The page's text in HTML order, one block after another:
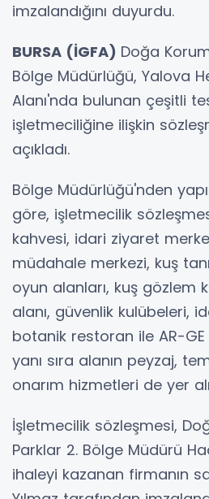
imzalandığını duyurdu.
BURSA (İGFA) Doğa
Bölge Müdürlüğü, Yalova
Alanı'nda bulunan çeşitli
işletmeciliğine ilişkin
açıkladı.
Bölge Müdürlüğü'nden
göre, işletmecilik
kahvesi, idari ziyaret
müdahale merkezi, kuş
oyun alanları, kuş gözlem
alanı, güvenlik kulübeleri,
botanik restoran ile AR-GE
yanı sıra alanın peyzaj,
onarım hizmetleri de yer
İşletmecilik sözleşmesi,
Parklar 2. Bölge Müdürü
ihaleyi kazanan firmanın